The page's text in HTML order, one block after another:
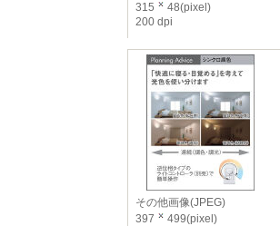
315
48(pixel)
200 dpi
その他画像(JPEG)
397
499(pixel)